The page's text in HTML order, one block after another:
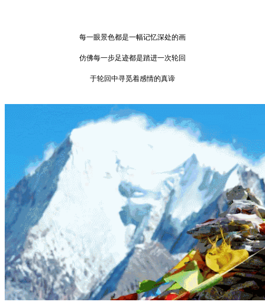
每一眼景色都是一幅记忆深处的画
仿佛每一步足迹都是踏进一次轮回
于轮回中寻觅着感情的真谛